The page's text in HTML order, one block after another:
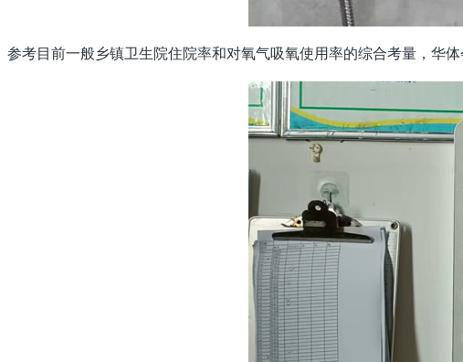
参考目前一般乡镇卫生院住院率和对氧气吸氧使用率的综合考量，华